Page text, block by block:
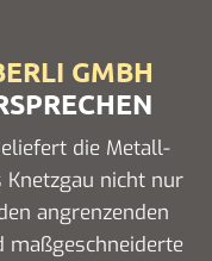
GMBH
die Metall-
Knetzgau nicht nur
angrenzenden
maßgeschneiderte